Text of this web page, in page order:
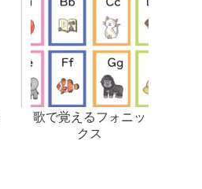
歌で覚えるフォニッ
クス